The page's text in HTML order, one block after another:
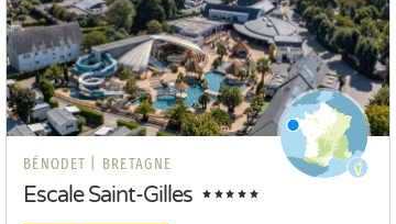
BÉNODET | BRETAGNE
Escale Saint-Gilles